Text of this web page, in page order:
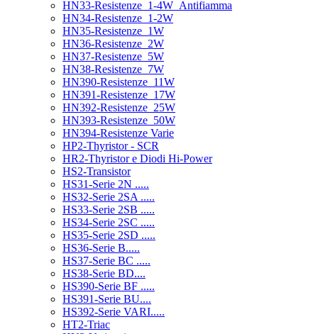
HN33-Resistenze_1-4W_Antifiamma
HN34-Resistenze_1-2W
HN35-Resistenze_1W
HN36-Resistenze_2W
HN37-Resistenze_5W
HN38-Resistenze_7W
HN390-Resistenze_11W
HN391-Resistenze_17W
HN392-Resistenze_25W
HN393-Resistenze_50W
HN394-Resistenze Varie
HP2-Thyristor - SCR
HR2-Thyristor e Diodi Hi-Power
HS2-Transistor
HS31-Serie 2N .....
HS32-Serie 2SA .....
HS33-Serie 2SB .....
HS34-Serie 2SC .....
HS35-Serie 2SD .....
HS36-Serie B.....
HS37-Serie BC .....
HS38-Serie BD....
HS390-Serie BF .....
HS391-Serie BU....
HS392-Serie VARI.....
HT2-Triac